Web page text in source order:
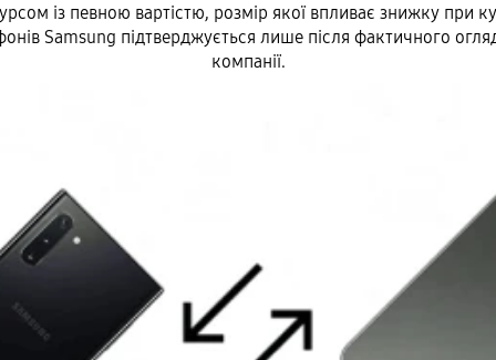
із певною вартістю, розмір якої впливає знижку при
Samsung підтверджується лише після фактичного
компанії.